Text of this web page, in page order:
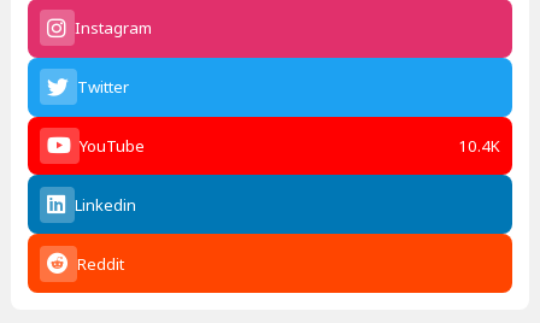
Instagram
Twitter
YouTube 10.4K
Linkedin
Reddit